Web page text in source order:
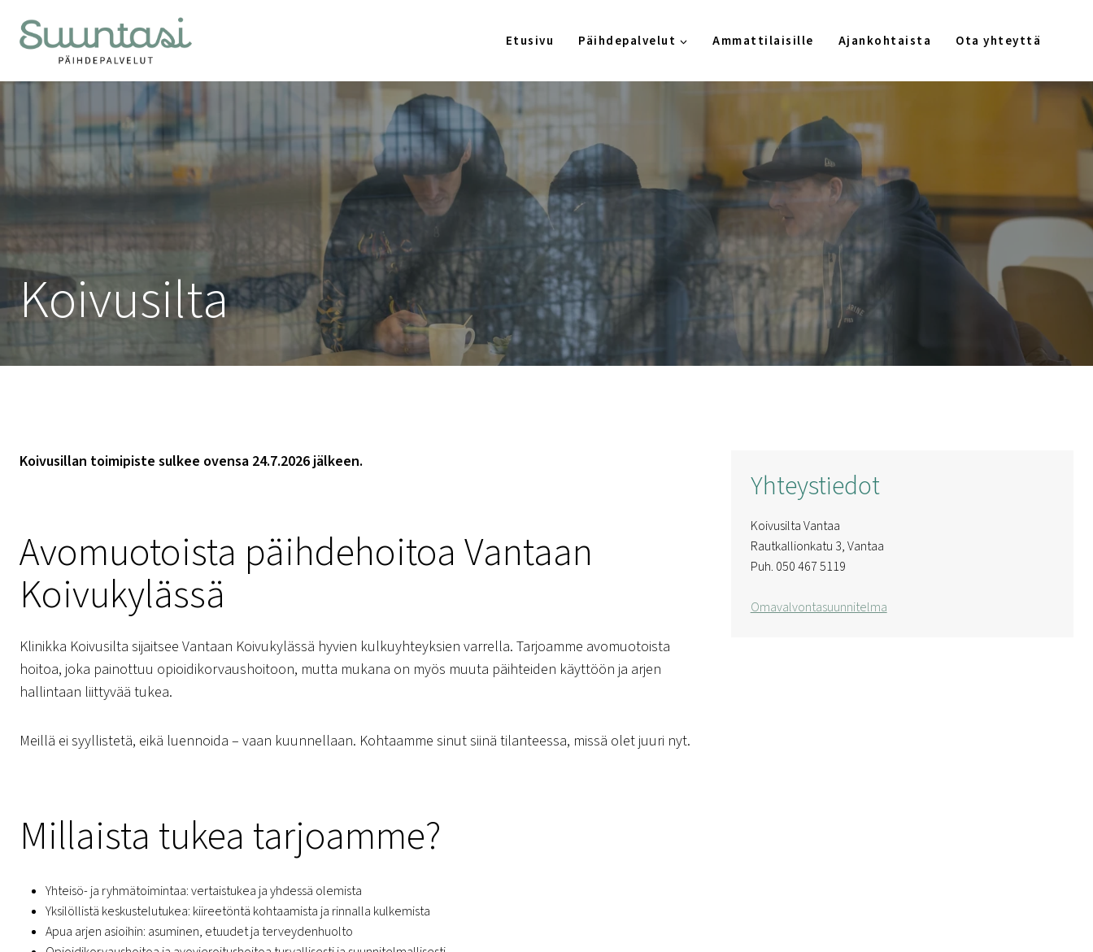
sisältöön
Etusivu Päihdepalvelut Ammattilaisille Ajankohtaista Ota yhteyttä
Koivusilta
Koivusillan toimipiste sulkee ovensa 24.7.2026 jälkeen.
Avomuotoista päihdehoitoa Vantaan
Koivukylässä
Klinikka Koivusilta sijaitsee Vantaan Koivukylässä hyvien kulkuyhteyksien varrella. Tarjoamme avomuotoista
hoitoa, joka painottuu opioidikorvaushoitoon, mutta mukana on myös muuta päihteiden käyttöön ja arjen
hallintaan liittyvää tukea.
Meillä ei syyllistetä, eikä luennoida – vaan kuunnellaan. Kohtaamme sinut siinä tilanteessa, missä olet juuri nyt.
Millaista tukea tarjoamme?
Yhteisö- ja ryhmätoimintaa: vertaistukea ja yhdessä olemista
Yksilöllistä keskustelutukea: kiireetöntä kohtaamista ja rinnalla kulkemista
Apua arjen asioihin: asuminen, etuudet ja terveydenhuolto
Yhteystiedot
Koivusilta Vantaa
Rautkallionkatu 3, Vantaa
Puh. 050 467 5119
Omavalvontasuunnitelma